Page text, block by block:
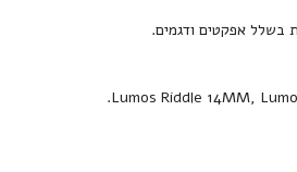
Lumos Riddle 14MM,